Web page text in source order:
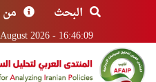
البحث
2026 - 16:46:09